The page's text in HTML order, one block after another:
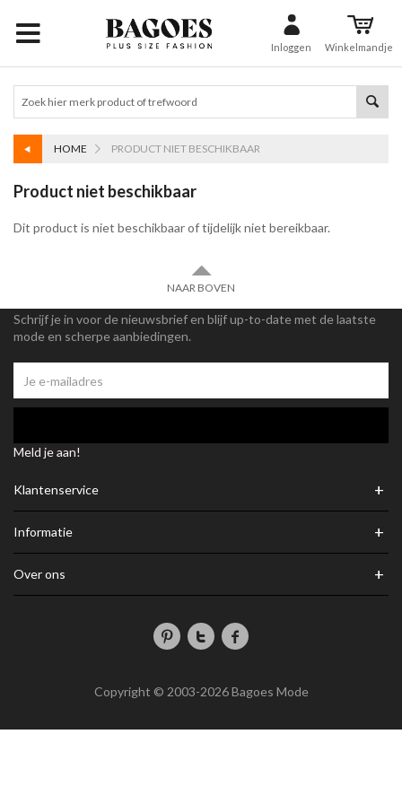
Inloggen Winkelmandje
HOME PRODUCT NIET BESCHIKBAAR
Product niet beschikbaar
Dit product is niet beschikbaar of tijdelijk niet bereikbaar.
NAAR BOVEN
Schrijf je in voor de nieuwsbrief en blijf up-to-date met de laatste
mode en scherpe aanbiedingen.
Meld je aan!
Klantenservice +
Informatie +
Over ons +
Copyright © 2003-2026 Bagoes Mode